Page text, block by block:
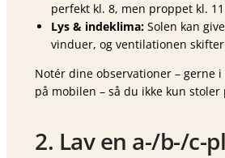
perfekt kl. 8, men proppet kl.
Lys & indeklima: Solen kan
vinduer, og ventilationen
Notér dine observationer – gerne
på mobilen – så du ikke kun stoler
2. Lav en a-/b-/c-